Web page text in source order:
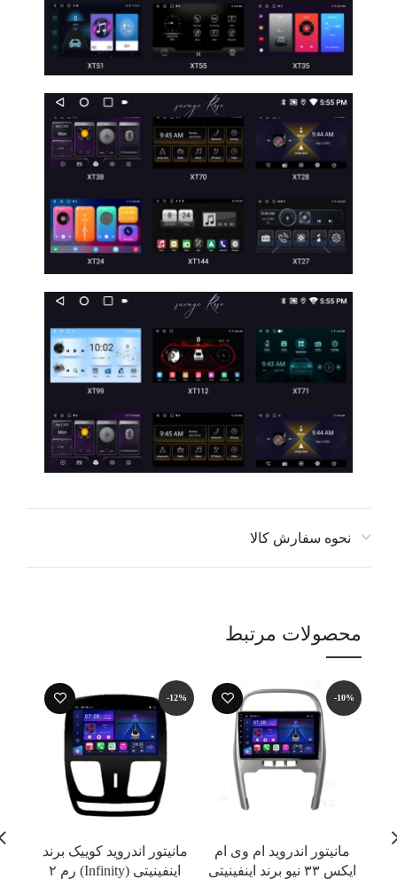
نحوه سفارش کالا
محصولات مرتبط
-10%
مانیتور اندروید ام وی ام
ایکس ۳۳ نیو برند اینفینیتی
-12%
مانیتور اندروید کوییک برند
اینفینیتی (Infinity) رم ۲